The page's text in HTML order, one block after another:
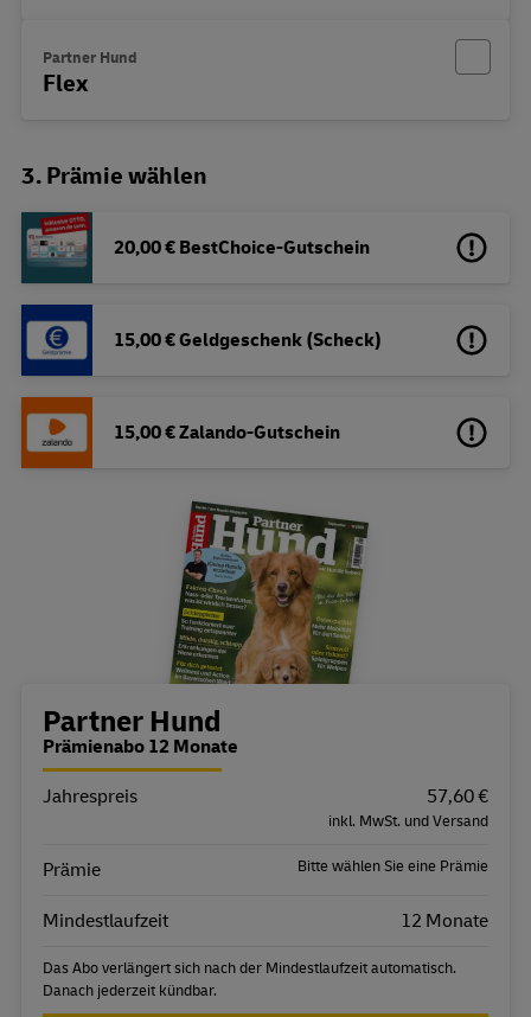
Partner Hund
Flex
3. Prämie wählen
20,00 € BestChoice-Gutschein
15,00 € Geldgeschenk (Scheck)
15,00 € Zalando-Gutschein
Bestellübersicht
Partner Hund
Prämienabo 12 Monate
Eigenschaft
Jahrespreis 57,60 €
inkl. MwSt. und Versand
Prämie Bitte wählen Sie eine Prämie
Mindestlaufzeit 12 Monate
Das Abo verlängert sich nach der Mindestlaufzeit automatisch.
Danach jederzeit kündbar.